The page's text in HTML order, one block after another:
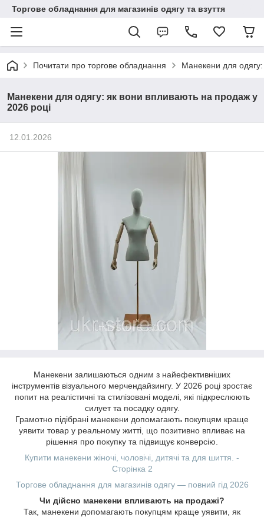
Торгове обладнання для магазинів одягу та взуття
Почитати про торгове обладнання Манекени для
Манекени для одягу: як вони впливають на продаж у
2026 році
12.01.2026
Манекени залишаються одним з найефективніших
інструментів візуального мерчендайзингу. У 2026 році зростає
попит на реалістичні та стилізовані моделі, які підкреслюють
силует та посадку одягу.
Грамотно підібрані манекени допомагають покупцям краще
уявити товар у реальному житті, що позитивно впливає на
рішення про покупку та підвищує конверсію.
Купити манекени жіночі, чоловічі, дитячі та для шиття. -
Сторінка 2
Торгове обладнання для магазинів одягу — повний гід 2026
Чи дійсно манекени впливають на продажі?
Так, манекени допомагають покупцям краще уявити, як